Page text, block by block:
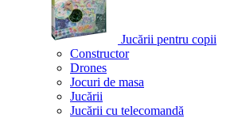
Jucării pentru copii
Constructor
Drones
Jocuri de masa
Jucării
Jucării cu telecomandă